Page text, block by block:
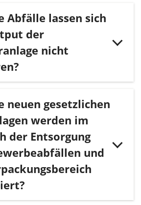
Abfälle lassen sich
der
nicht
neuen gesetzlichen
werden im
der Entsorgung
und